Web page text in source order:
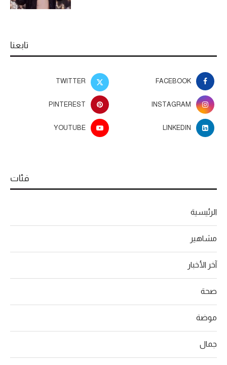
تابعنا
FACEBOOK
TWITTER
INSTAGRAM
PINTEREST
LINKEDIN
YOUTUBE
فئات
الرئيسية
مشاهير
آخر الأخبار
صحة
موضة
جمال